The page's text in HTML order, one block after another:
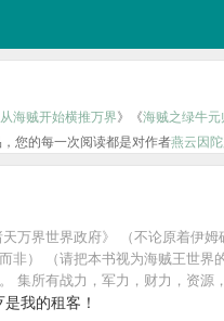
从海贼开始横推万界》《海贼之绿牛元
您的每一次阅读都是对作者燕云因
万界世界政府》 （不论原着伊
非） （请把本书视为海贼王世
集所有战力，军力，财力，资
我的租客！